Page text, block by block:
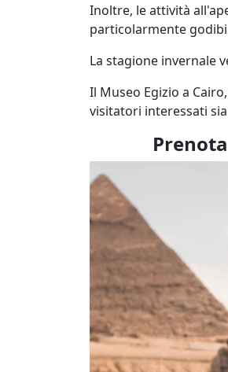
Inoltre, le attività
particolarmente
La stagione invernale
Il Museo Egizio a
visitatori interessati